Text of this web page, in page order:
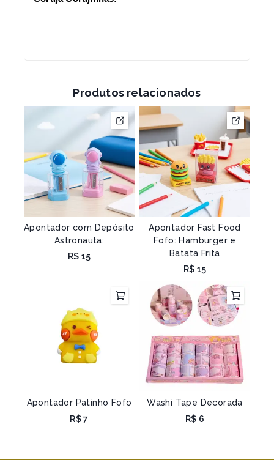
Produtos relacionados
Apontador com Depósito
Astronauta:
R$ 15
Apontador Fast Food
Fofo: Hamburger e
Batata Frita
R$ 15
Apontador Patinho Fofo
R$7
Washi Tape Decorada
R$ 6